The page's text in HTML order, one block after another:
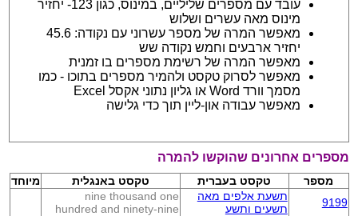
עובד עם מספרים שליליים, במינוס, כגון 123- יחזיר
מינוס מאה עשרים ושלוש
מאפשר המרה של מספר עשרוני עם נקודה: 45.6
יחזיר ארבעים וחמש נקודה שש
מאפשר המרה של רשימת מספרים בו זמנית
מאפשר לסרוק טקסט ולהמיר מספרים בתוכו - כמו
מסמך וורד Word או גליון נתוני אקסל Excel
מאפשר עבודה און-ליין תוך כדי גלישה
מספרים אחרונים שהוקשו להמרה
מספר טקסט בעברית טקסט באנגלית
מיוחד
9199
תשעת אלפים מאה
תשעים ותשע
nine thousand one
hundred and ninety-nine